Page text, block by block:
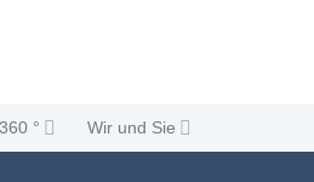
° Wir und Sie